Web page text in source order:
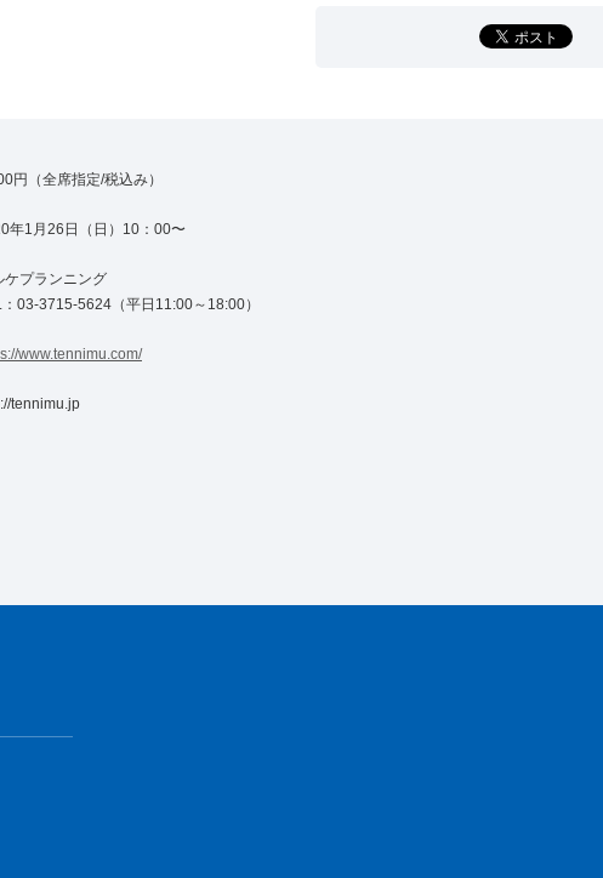
円（全席指定/税込み）
年1月26日（日）10：00〜
ケプランニング
03-3715-5624（平日11:00～18:00）
www.tennimu.com/
tennimu.jp